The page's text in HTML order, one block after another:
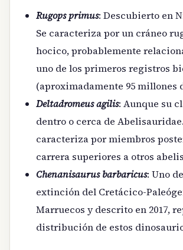
Rugops primus: Descubierto en
Se caracteriza por un cráneo
hocico, probablemente
uno de los primeros registros
(aproximadamente 95 millones
Deltadromeus agilis: Aunque su
dentro o cerca de
caracteriza por miembros
carrera superiores a otros
Chenanisaurus barbaricus: Uno
extinción del Cretácico-
Marruecos y descrito en 2017,
distribución de estos